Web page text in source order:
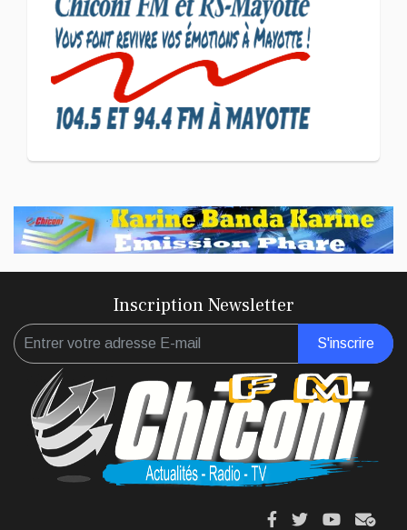
Pouce a partagé sa vision
d'un entrepreneuriat
CULTURE ET SOCIÉTÉ
L'association Marovoanio
et Reska NI Kalamu pour la
Langue KIBOSI
Inscription Newsletter
S'inscrire
fa
fa
fab
fas